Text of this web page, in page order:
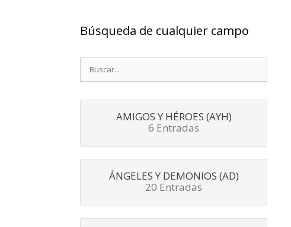
Búsqueda de cualquier campo
AMIGOS Y HÉROES (AYH)
6 Entradas
ÁNGELES Y DEMONIOS (AD)
20 Entradas